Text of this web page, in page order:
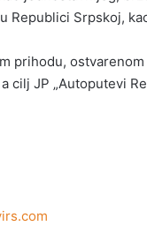
Republici Srpskoj,
prihodu,
cilj JP „Autoputevi